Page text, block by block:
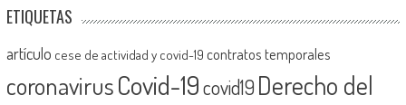
ETIQUETAS
artículo cese de actividad y covid-19 contratos temporales
coronavirusCovid-19covid19 Derecho del